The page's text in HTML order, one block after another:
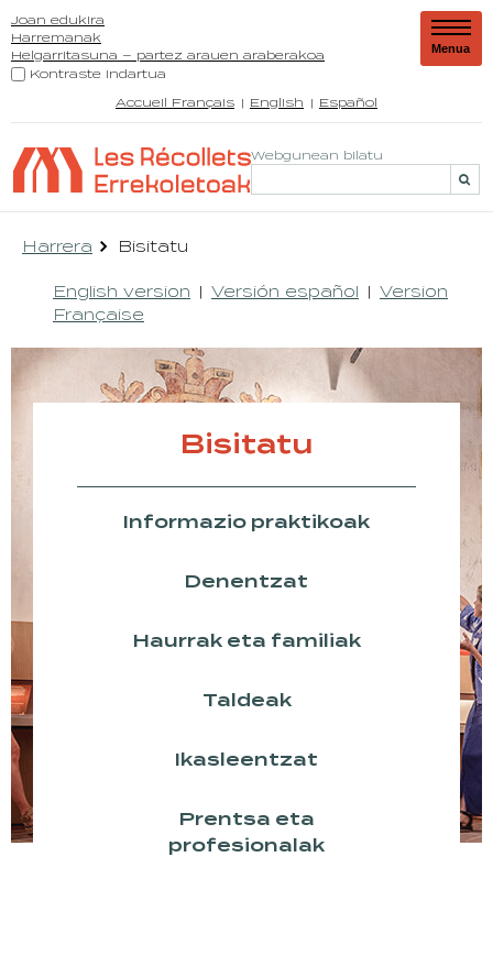
Joan edukira
Harremanak
Helgarritasuna – partez arauen araberakoa
Kontraste indartua
Accueil Français
English Español
Webgunean bilatu
Menua
Harrera Bisitatu
English version Versión español
Version
Française
Bisitatu
Informazio praktikoak
Denentzat
Haurrak eta familiak
Taldeak
Ikasleentzat
Prentsa eta
profesionalak